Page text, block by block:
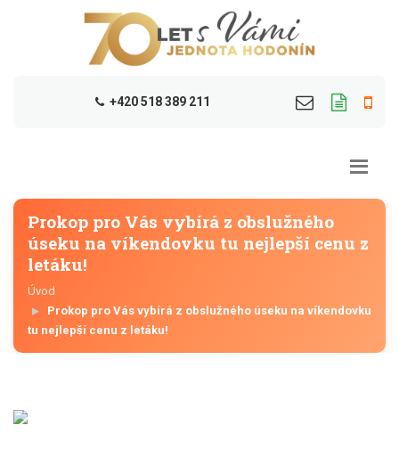
+420 518 389 211
Prokop pro Vás vybírá z obslužného
úseku na víkendovku tu nejlepší cenu z
letáku!
Úvod
Prokop pro Vás vybírá z obslužného úseku na víkendovku
tu nejlepší cenu z letáku!